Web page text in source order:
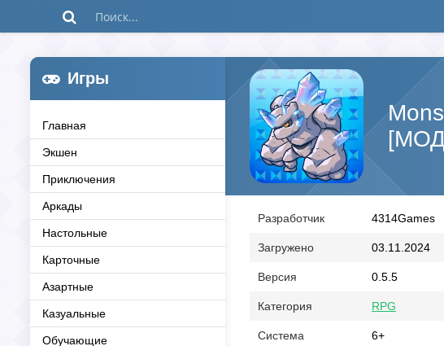
Игры
Главная
Экшен
Приключения
Аркады
Настольные
Карточные
Азартные
Казуальные
Обучающие
Разработчик 4314Games
Загружено 03.11.2024
Версия 0.5.5
Категория RPG
Система 6+